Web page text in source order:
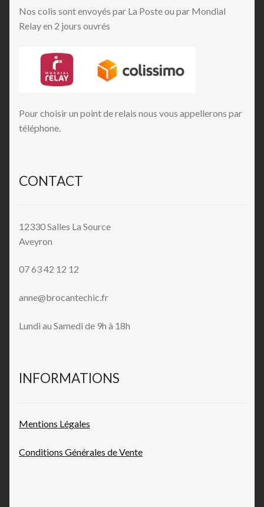
Nos colis sont envoyés par La Poste ou par Mondial
Relay en 2 jours ouvrés
Pour choisir un point de relais nous vous appellerons par
téléphone.
CONTACT
12330 Salles La Source
Aveyron
07 63 42 12 12
anne@brocantechic.fr
Lundi au Samedi de 9h à 18h
INFORMATIONS
Mentions Légales
Conditions Générales deVente